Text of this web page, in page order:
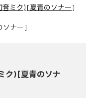
音ミク) [夏青のソナー]
ク) [夏青のソナ